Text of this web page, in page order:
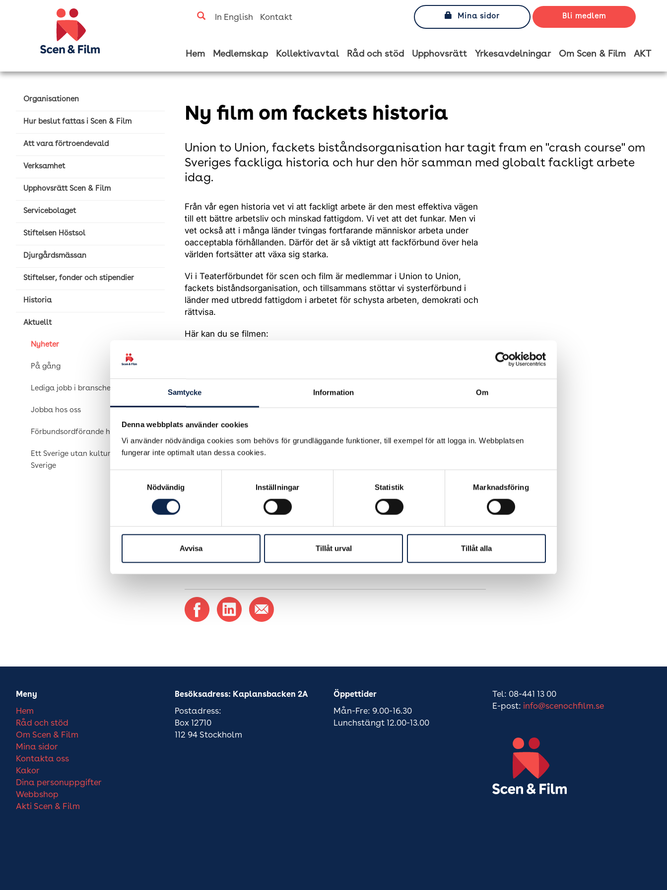
Samtycke Information Om
Denna webbplats använder cookies
Vi använder nödvändiga cookies som behövs för grundläggande funktioner, till exempel för att logga in. Webbplatsen
fungerar inte optimalt utan dessa cookies.
Nödvändig
Inställningar Statistik Marknadsföring
Avvisa Tillåt urval Tillåt alla
In English Kontakt Mina sidor Bli medlem
Hem Medlemskap Kollektivavtal Råd och stöd Upphovsrätt Yrkesavdelningar Om Scen & Film AKT
Organisationen
Hur beslut fattas i Scen & Film
Att vara förtroendevald
Verksamhet
Upphovsrätt Scen & Film
Servicebolaget
Stiftelsen Höstsol
Djurgårdsmässan
Stiftelser, fonder och stipendier
Historia
Aktuellt
Nyheter
På gång
Lediga jobb i branschen
Jobba hos oss
Förbundsordförande har ordet
Ett Sverige utan kultur är ett tyst
Sverige
Ny film om fackets historia
Union to Union, fackets biståndsorganisation har tagit fram en "crash course" om
Sveriges fackliga historia och hur den hör samman med globalt fackligt arbete
idag.
Från vår egen historia vet vi att fackligt arbete är den mest effektiva vägen
till ett bättre arbetsliv och minskad fattigdom. Vi vet att det funkar. Men vi
vet också att i många länder tvingas fortfarande människor arbeta under
oacceptabla förhållanden. Därför det är så viktigt att fackförbund över hela
världen fortsätter att växa sig starka.
Vi i Teaterförbundet för scen och film är medlemmar i Union to Union,
fackets biståndsorganisation, och tillsammans stöttar vi systerförbund i
länder med utbredd fattigdom i arbetet för schysta arbeten, demokrati och
rättvisa.
Här kan du se filmen:
Publicerad:2017-11-21
Meny
Hem
Råd och stöd
Om Scen & Film
Mina sidor
Kontakta oss
Kakor
Dina personuppgifter
Webbshop
Akti Scen & Film
Besöksadress: Kaplansbacken 2A
Postadress:
Box 12710
112 94 Stockholm
Öppettider
Mån-Fre: 9.00-16.30
Lunchstängt 12.00-13.00
Tel: 08-441 13 00
E-post: info@scenochfilm.se